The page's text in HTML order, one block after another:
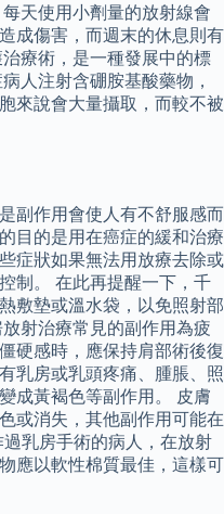
天使用小劑量的放射線會
成傷害，而週末的休息則有
療術，是一種發展中的標
人注射含硼胺基酸藥物，
來說會大量攝取，而較不被
副作用會使人有不舒服感而
目的是用在癌症的緩和治療
症狀如果無法用放療去除或
制。 在此再提醒一下，千
敷墊或溫水袋，以免照射部
射治療常見的副作用為疲
硬感時，應保持肩部術後復
乳房或乳頭疼痛、腫脹、照
成黃褐色等副作用。 皮膚
或消失，其他副作用可能在
乳房手術的病人，在放射
應以軟性棉質最佳，這樣可